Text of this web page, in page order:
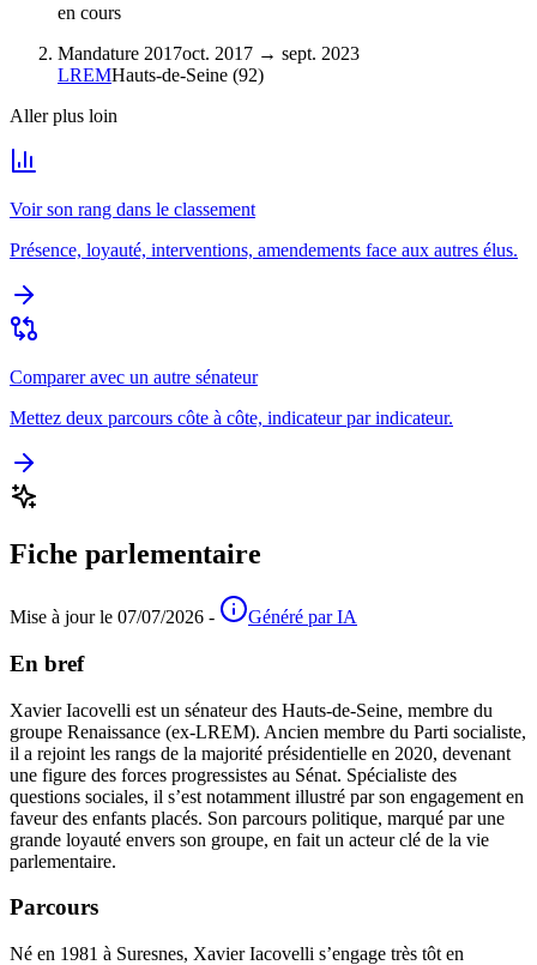
en cours
Mandature 2017oct. 2017 → sept. 2023
LREMHauts-de-Seine (92)
Aller plus loin
Voir son rang dans le classement
Présence, loyauté, interventions, amendements face aux autres élus.
Comparer avec un autre sénateur
Mettez deux parcours côte à côte, indicateur par indicateur.
Fiche parlementaire
Mise à jour le 07/07/2026 - Généré par IA
En bref
Xavier Iacovelli est un sénateur des Hauts-de-Seine, membre du
groupe Renaissance (ex-LREM). Ancien membre du Parti socialiste,
il a rejoint les rangs de la majorité présidentielle en 2020, devenant
une figure des forces progressistes au Sénat. Spécialiste des
questions sociales, il s’est notamment illustré par son engagement en
faveur des enfants placés. Son parcours politique, marqué par une
grande loyauté envers son groupe, en fait un acteur clé de la vie
parlementaire.
Parcours
Né en 1981 à Suresnes, Xavier Iacovelli s’engage très tôt en